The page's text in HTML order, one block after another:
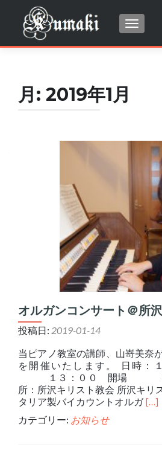
ナビゲ
月: 2019年1月
オルガンコンサート＠所
投稿日: 2019-01-14
当ピアノ教室の講師、山嵜美奈
を開催いたします。 日時：
１３：００ 開場 １
所：所沢キリスト教会 所沢キリ
タリア製バイカウントオルガRead
[…]
カテゴリー: お知らせ